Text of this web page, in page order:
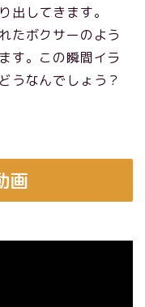
出してきます。
たボクサーのよう
す。この瞬間イラ
うなんでしょう？
画